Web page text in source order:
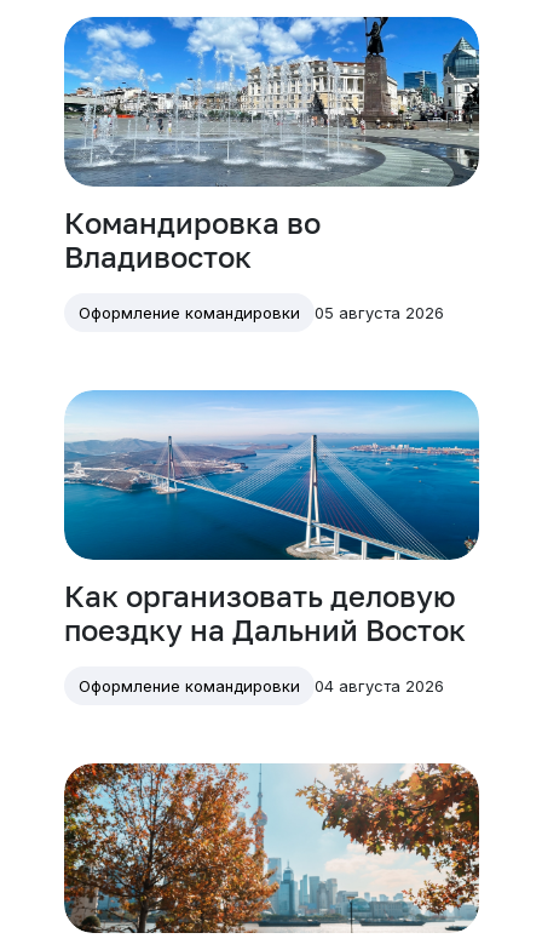
Командировка во
Владивосток
Оформление командировки 05 августа 2026
Как организовать деловую
поездку на Дальний Восток
Оформление командировки 04 августа 2026